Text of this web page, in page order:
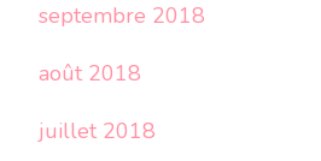
septembre 2018
août 2018
juillet 2018